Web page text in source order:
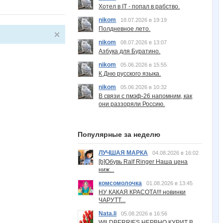
Хотел в IT - попал в рабство.
nikom
18.07.2026 в 19:19
Полдневное лето.
nikom
08.07.2026 в 13:07
Азбука для Буратино.
nikom
05.06.2026 в 15:55
К Дню русского языка.
nikom
05.06.2026 в 10:32
В связи с пмэф-26 напомним, как
они раззоряли Россию.
Популярные за неделю
ЛУЧШАЯ МАРКА 04.08.2026 в 16:02
[b]Обувь Ralf Ringer Наша цена
ниж...
комсомолочка
01.08.2026 в 13:45
НУ КАКАЯ КРАСОТА!!! новинки
ЧАРУТТ...
Nata.li
05.08.2026 в 16:56